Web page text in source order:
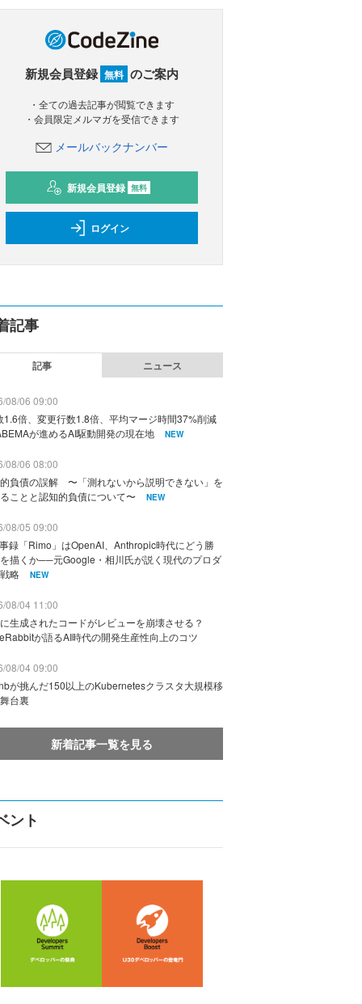
新規会員登録 無料 のご案内
・全ての過去記事が閲覧できます
・会員限定メルマガを受信できます
メールバックナンバー
新規会員登録 無料
ログイン
記事
記事 ニュース
08/06 09:00
1.6倍、変更行数1.8倍、平均マージ時間37%削減
が進めるAI駆動開発の現在地
NEW
08/06 08:00
負債の誤解 〜「測れないから説明できない」を
ことと認知的負債について〜
NEW
08/05 09:00
録「Rimo」はOpenAI、Anthropic時代にどう勝
描くか──元Google・相川氏が説く現代のプロダ
略
NEW
08/04 11:00
生成されたコードがレビューを崩壊させる？
が語るAI時代の開発生産性向上のコツ
08/04 09:00
が挑んだ150以上のKubernetesクラスタ大規模移
台裏
新着記事一覧を見る
ント